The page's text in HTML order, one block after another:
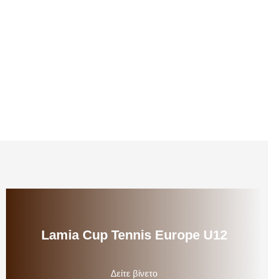
Lamia Cup Tennis Europe U12
Δείτε βίνετο